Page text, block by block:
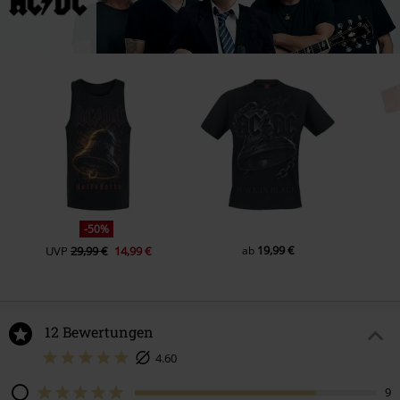
-50%
UVP 29,99 € 14,99 € ab 19,99 €
12 Bewertungen
4.60
9